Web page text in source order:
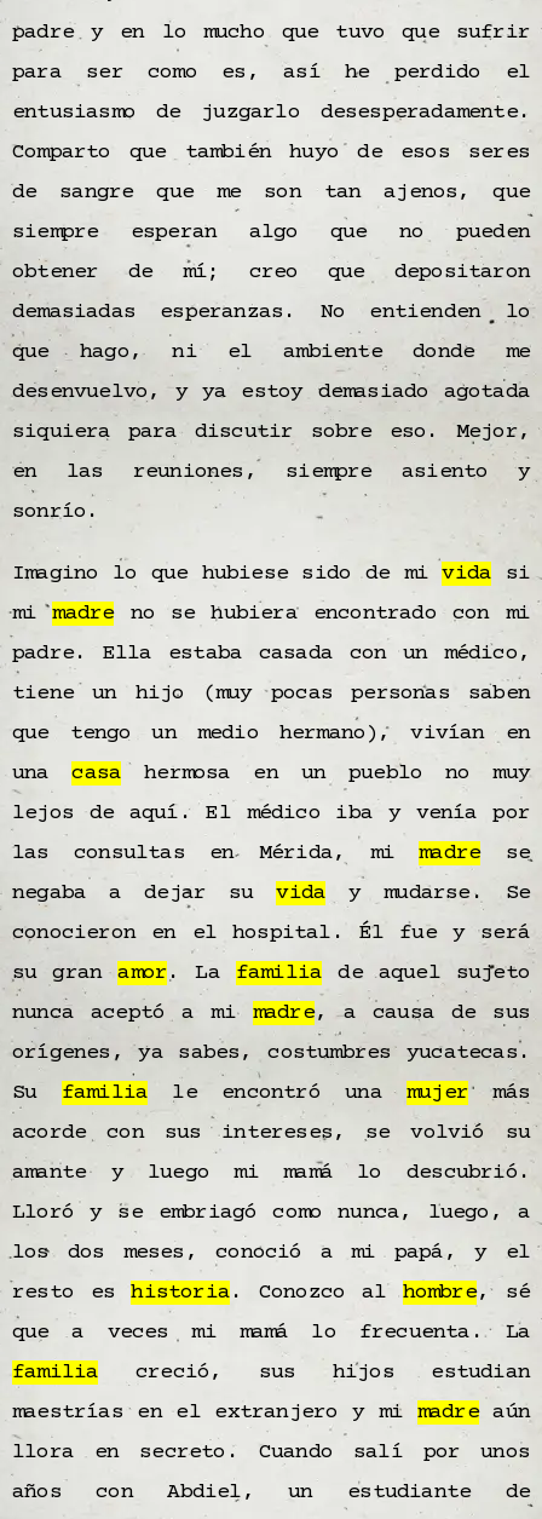
padre y en lo mucho que tuvo que sufrir
para ser como es, así he perdido el
entusiasmo de juzgarlo desesperadamente.
Comparto que también huyo de esos seres
de sangre que me son tan ajenos, que
siempre esperan algo que no pueden
obtener de mí; creo que depositaron
demasiadas esperanzas. No entienden lo
que hago, ni el ambiente donde me
desenvuelvo, y ya estoy demasiado agotada
siquiera para discutir sobre eso. Mejor,
en las reuniones, siempre asiento y
sonrío.
Imagino lo que hubiese sido de mivida si
mimadreno se hubiera encontrado con mi
padre. Ella estaba casada con un médico,
tiene un hijo (muy pocas personas saben
que tengo un medio hermano), vivían en
unacasa hermosa en un pueblo no muy
lejos de aquí. El médico iba y venía por
las consultas en Mérida, mimadrese
negaba a dejar suvida y mudarse. Se
conocieron en el hospital. Él fue y será
su granamor. La familia de aquel sujeto
nunca aceptó a mi madre, a causa de sus
orígenes, ya sabes, costumbres yucatecas.
Su familia le encontró unamujermás
acorde con sus intereses, se volvió su
amante y luego mi mamá lo descubrió.
Lloró y se embriagó como nunca, luego, a
los dos meses, conoció a mi papá, y el
resto eshistoria . Conozco alhombre, sé
que a veces mi mamá lo frecuenta. La
familia creció, sus hijos estudian
maestrías en el extranjero y mi madreaún
llora en secreto. Cuando salí por unos
años con Abdiel, un estudiante de